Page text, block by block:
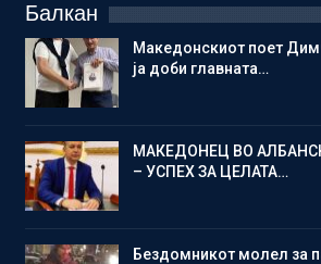
Балкан
Македонскиот поет
ја доби главната…
МАКЕДОНЕЦ ВО
– УСПЕХ ЗА ЦЕЛАТА…
Бездомникот молел за